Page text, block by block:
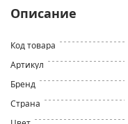
Описание
Код товара
Артикул
Бренд
Страна